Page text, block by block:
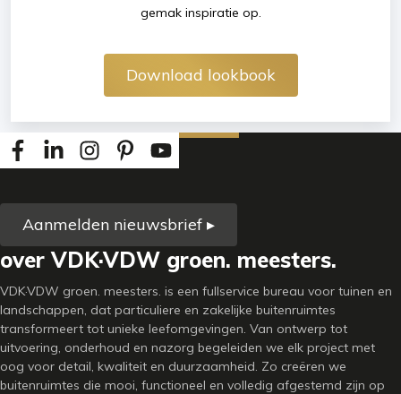
gemak inspiratie op.
Download lookbook
Aanmelden nieuwsbrief ▸
over VDK·VDW groen. meesters.
VDK·VDW groen. meesters. is een fullservice bureau voor tuinen en
landschappen, dat particuliere en zakelijke buitenruimtes
transformeert tot unieke leefomgevingen. Van ontwerp tot
uitvoering, onderhoud en nazorg begeleiden we elk project met
oog voor detail, kwaliteit en duurzaamheid. Zo creëren we
buitenruimtes die mooi, functioneel en volledig afgestemd zijn op